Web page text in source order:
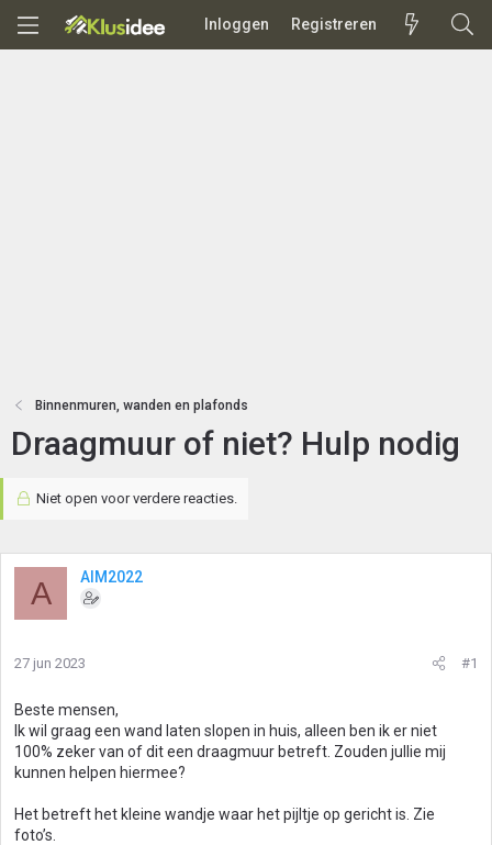
Inloggen Registreren
Binnenmuren, wanden en plafonds
Draagmuur of niet? Hulp nodig
Niet open voor verdere reacties.
A AlM2022
27 jun 2023 #1
Beste mensen,
Ik wil graag een wand laten slopen in huis, alleen ben ik er niet
100% zeker van of dit een draagmuur betreft. Zouden jullie mij
kunnen helpen hiermee?
Het betreft het kleine wandje waar het pijltje op gericht is. Zie
foto’s.